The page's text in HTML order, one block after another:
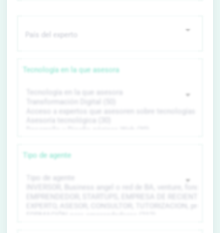
Tecnología en la que asesora
Tipo de agente